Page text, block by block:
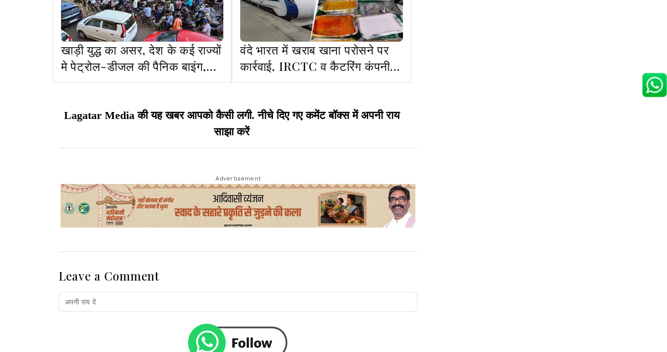
खाड़ी युद्ध का असर, देश के कई राज्यों
मे पेट्रोल-डीजल की पैनिक बाइंग,
No Stock के बोर्ड लगने शुरू
वंदे भारत में खराब खाना परोसने पर
कार्रवाई, IRCTC व कैटरिंग कंपनी
पर 60 लाख जुर्माना, कॉन्ट्रैक्ट रद्द
Lagatar Media की यह खबर आपको कैसी लगी. नीचे दिए गए कमेंट बॉक्स में अपनी राय
साझा करें
Advertisement
Leave a Comment